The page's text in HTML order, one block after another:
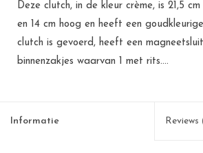
Deze clutch, in de kleur crème, is 21,5
en 14 cm hoog en heeft een
clutch is gevoerd, heeft een
binnenzakjes waarvan 1 met rits....
Informatie Reviews